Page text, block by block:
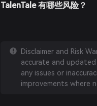
TalenTale 有哪些风险？
Disclaimer and Risk
accurate and
any issues or
improvements where